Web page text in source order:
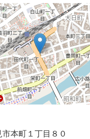
本町１丁目８０